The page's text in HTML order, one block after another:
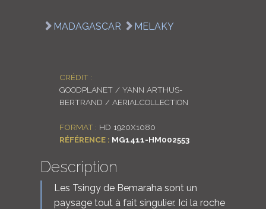
MADAGASCAR MELAKY
CRÉDIT :
GOODPLANET / YANN ARTHUS-
BERTRAND / AERIALCOLLECTION
FORMAT : HD 1920X1080
RÉFÉRENCE : MG1411-HM002553
Description
Les Tsingy de Bemaraha sont un
paysage tout à fait singulier. Ici la roche